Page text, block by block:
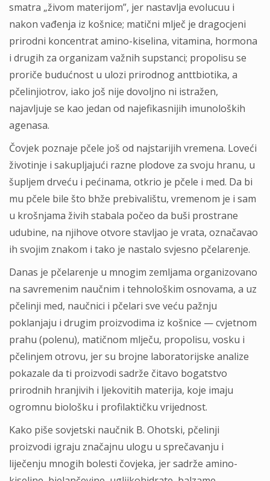
smatra „živom materijom”, jer nastavlja evolucuu i
nakon vađenja iz košnice; matični mlječ je dragocjeni
prirodni koncentrat amino-kiselina, vitamina, hormona
i drugih za organizam važnih supstanci; propolisu se
proriče budućnost u ulozi prirodnog anttbiotika, a
pčelinjiotrov, iako još nije dovoljno ni istražen,
najavljuje se kao jedan od najefikasnijih imunoloških
agenasa.
Čovjek poznaje pčele još od najstarijih vremena. Loveći
životinje i sakupljajući razne plodove za svoju hranu, u
šupljem drveću i pećinama, otkrio je pčele i med. Da bi
mu pčele bile što bhže prebivalištu, vremenom je i sam
u krošnjama živih stabala počeo da buši prostrane
udubine, na njihove otvore stavljao je vrata, označavao
ih svojim znakom i tako je nastalo svjesno pčelarenje.
Danas je pčelarenje u mnogim zemljama organizovano
na savremenim naučnim i tehnološkim osnovama, a uz
pčelinji med, naučnici i pčelari sve veću pažnju
poklanjaju i drugim proizvodima iz košnice — cvjetnom
prahu (polenu), matičnom mlječu, propolisu, vosku i
pčelinjem otrovu, jer su brojne laboratorijske analize
pokazale da ti proizvodi sadrže čitavo bogatstvo
prirodnih hranjivih i ljekovitih materija, koje imaju
ogromnu biološku i profilaktičku vrijednost.
Kako piše sovjetski naučnik B. Ohotski, pčelinji
proizvodi igraju značajnu ulogu u sprečavanju i
liječenju mnogih bolesti čovjeka, jer sadrže amino-